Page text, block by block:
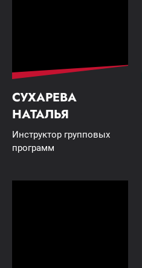
СУХАРЕВА
НАТАЛЬЯ
Инструктор групповых
программ